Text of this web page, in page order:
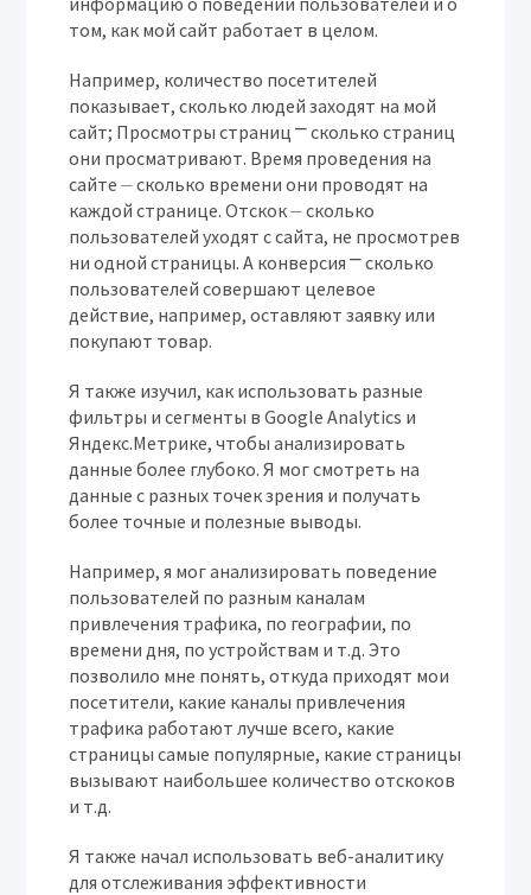
том, как мой сайт работает в целом.
Например, количество посетителей
показывает, сколько людей заходят на мой
сайт; Просмотры страниц ⎻ сколько страниц
они просматривают. Время проведения на
сайте ⏤ сколько времени они проводят на
каждой странице. Отскок ⏤ сколько
пользователей уходят с сайта, не просмотрев
ни одной страницы. А конверсия ⎻ сколько
пользователей совершают целевое
действие, например, оставляют заявку или
покупают товар.
Я также изучил, как использовать разные
фильтры и сегменты в Google Analytics и
Яндекс.Метрике, чтобы анализировать
данные более глубоко. Я мог смотреть на
данные с разных точек зрения и получать
более точные и полезные выводы.
Например, я мог анализировать поведение
пользователей по разным каналам
привлечения трафика, по географии, по
времени дня, по устройствам и т.д. Это
позволило мне понять, откуда приходят мои
посетители, какие каналы привлечения
трафика работают лучше всего, какие
страницы самые популярные, какие страницы
вызывают наибольшее количество отскоков
и т.д.
Я также начал использовать веб-аналитику
для отслеживания эффективности